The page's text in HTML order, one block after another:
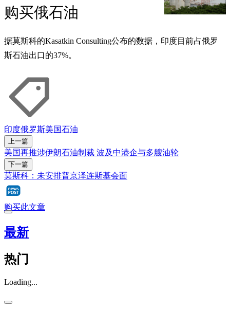
购买俄石油
据莫斯科的Kasatkin Consulting公布的数据，印度目前占俄罗
斯石油出口的37%。
印度俄罗斯美国石油
上一篇
美国再推涉伊朗石油制裁 波及中港企与多艘油轮
下一篇
莫斯科：未安排普京泽连斯基会面
购买此文章
最新
热门
Loading...